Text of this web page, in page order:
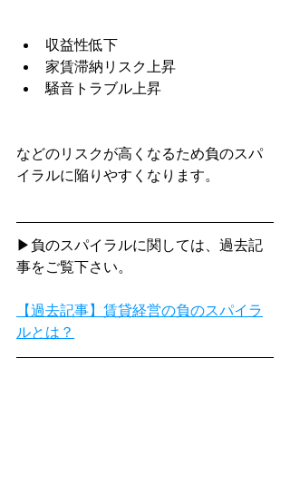
収益性低下
家賃滞納リスク上昇
騒音トラブル上昇
などのリスクが高くなるため負のスパ
イラルに陥りやすくなります。
▶負のスパイラルに関しては、過去記
事をご覧下さい。
【過去記事】賃貸経営の負のスパイラ
ルとは？